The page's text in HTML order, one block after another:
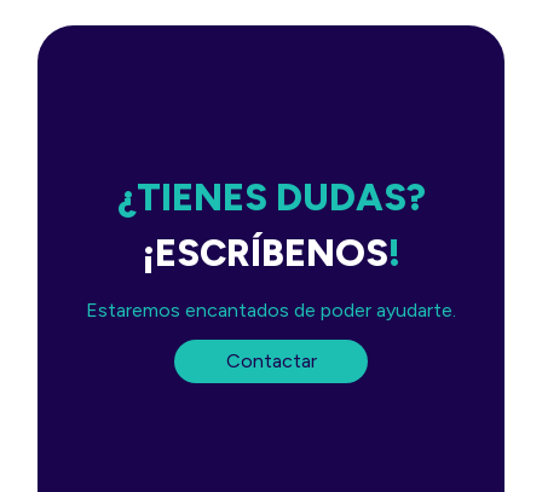
¿TIENES DUDAS?
¡ESCRÍBENOS!
Estaremos encantados de poder ayudarte.
Contactar